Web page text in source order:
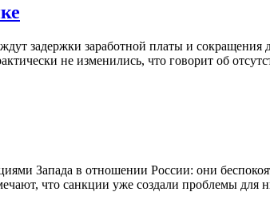
задержки заработной платы и
не изменились, что говорит об
Запада в отношении России: они
что санкции уже создали проблемы для